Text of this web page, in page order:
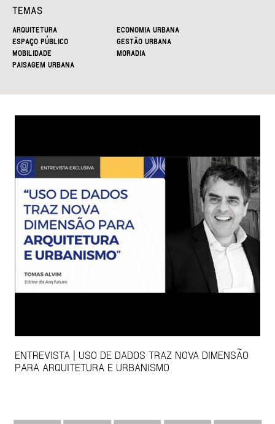
TEMAS
ARQUITETURA
ECONOMIA URBANA
ESPAÇO PÚBLICO
GESTÃO URBANA
MOBILIDADE
MORADIA
PAISAGEM URBANA
ENTREVISTA | USO DE DADOS TRAZ NOVA DIMENSÃO
PARA ARQUITETURA E URBANISMO